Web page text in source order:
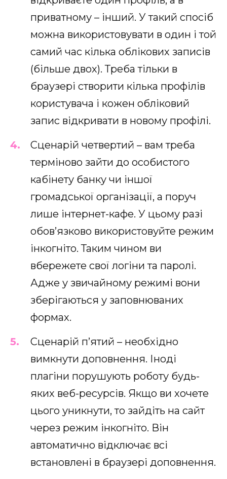
приватному – інший. У такий спосіб
можна використовувати в один і той
самий час кілька облікових записів
(більше двох). Треба тільки в
браузері створити кілька профілів
користувача і кожен обліковий
запис відкривати в новому профілі.
Сценарій четвертий – вам треба
терміново зайти до особистого
кабінету банку чи іншої
громадської організації, а поруч
лише інтернет-кафе. У цьому разі
обов’язково використовуйте режим
інкогніто. Таким чином ви
вбережете свої логіни та паролі.
Адже у звичайному режимі вони
зберігаються у заповнюваних
формах.
Сценарій п’ятий – необхідно
вимкнути доповнення. Іноді
плагіни порушують роботу будь-
яких веб-ресурсів. Якщо ви хочете
цього уникнути, то зайдіть на сайт
через режим інкогніто. Він
автоматично відключає всі
встановлені в браузері доповнення.